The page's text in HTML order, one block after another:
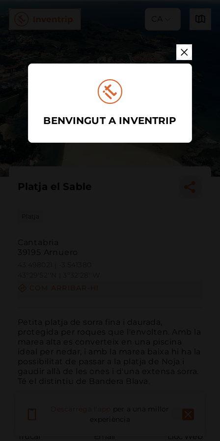
CA
Platja el Sable
Platja
Cantabria
39195 Arnuero
Petita platja de sorra fina i daurada,
protegida per roques que l'envolten. Amb la
marea alta es converteix en una piscina
ideal per nedar, i amb la marea baixa hi ha la
possibilitat de passar a la platja de Noja i
gaudir allà de les ones i d'una extensa sorra.
Té el distintiu de Bandera Blava.
Trucar Email Lloc Web
per a una millor
experiència
BENVINGUT A INVENTRIP